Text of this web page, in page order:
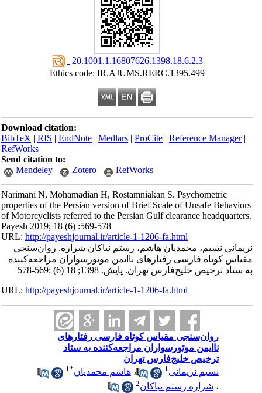
‎ 20.1001.1.16807626.1398.18.6.2.3
Ethics code: IR.AJUMS.RERC.1395.499
Download citation:
BibTeX|RIS|EndNote|Medlars|ProCite|Reference Manager
RefWorks
Send citation to:
Mendeley
Zotero RefWorks
Narimani N, Mohamadian H, Rostamniakan S. Psychometric
properties of the Persian version of Brief Scale of Unsafe Behaviors
of Motorcyclists referred to the Persian Gulf clearance headquarters.
Payesh 2019; 18 (6) :569-578
URL:http://payeshjournal.ir/article-1-1206-fa.html
نریمانی نسیم، محمدیان هاشم، رستم نیاکان شراره. روان‌سنجی
مقیاس کوتاه فارسی رفتارهای ناایمن موتورسواران مراجعه‌کننده
به ستاد ترخیص خلیج‌فارس تهران. پایش. 1398; 18 (6) :569-578
URL:http://payeshjournal.ir/article-1-1206-fa.html
روان‌سنجی مقیاس کوتاه فارسی رفتارهای
ناایمن موتورسواران مراجعه‌کننده به ستاد
ترخیص خلیج‌فارس تهران
نسیم نریمانی
،هاشم محمدیان *
1
شراره رستم نیاکان 2